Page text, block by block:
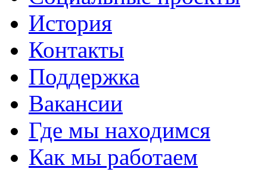
История
Контакты
Поддержка
Вакансии
Где мы находимся
Как мы работаем